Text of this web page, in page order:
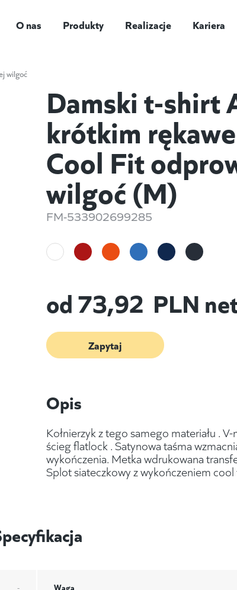
O nas Produkty Realizacje Kariera
wilgoć
Damski t-shirt
krótkim
Cool Fit
wilgoć (M)
FM-533902699285
od73,92 PLN
Zapytaj
Opis
Kołnierzyk z tego samego materiału .
ścieg flatlock . Satynowa taśma
wykończenia. Metka wdrukowana
Splot siateczkowy z wykończeniem
- Waga